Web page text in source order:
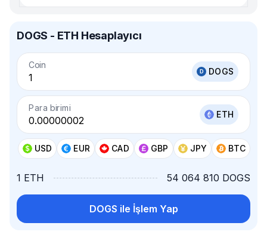
DOGS - ETH Hesaplayıcı
Coin
DOGS
Para birimi
ETH
USD EUR CAD GBP JPY BTC
1 ETH 54 064 810 DOGS
DOGS ile İşlem Yap